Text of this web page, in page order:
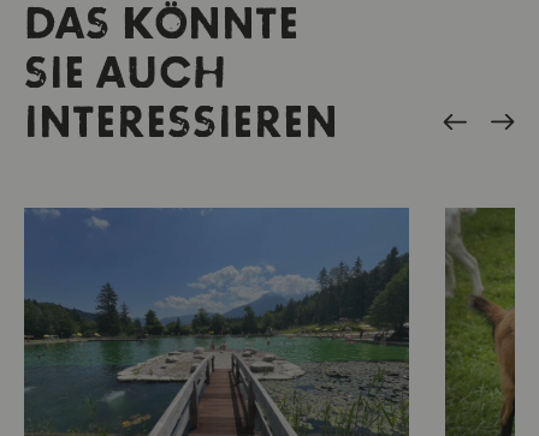
DAS KÖNNTE
SIE AUCH
INTERESSIEREN